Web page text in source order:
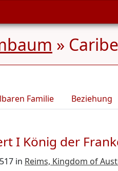
»
Familie Beziehung
I König der
in Reims, Kingdom of